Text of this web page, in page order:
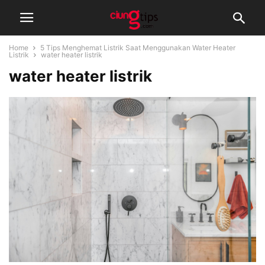
Home
5 Tips Menghemat Listrik Saat Menggunakan Water Heater
Listrik
water heater listrik
water heater listrik